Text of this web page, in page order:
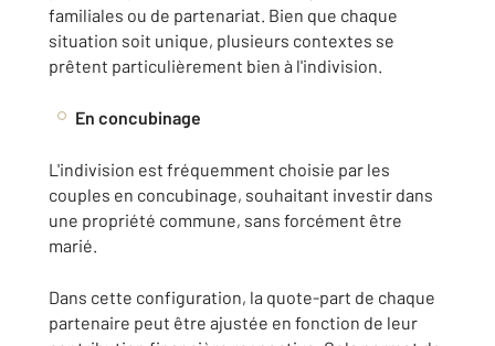
familiales ou de partenariat. Bien que chaque
situation soit unique, plusieurs contextes se
prêtent particulièrement bien à l'indivision.
En concubinage
L'indivision est fréquemment choisie par les
couples en concubinage, souhaitant investir dans
une propriété commune, sans forcément être
marié.
Dans cette configuration, la quote-part de chaque
partenaire peut être ajustée en fonction de leur